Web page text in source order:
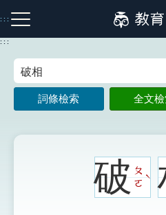
到
主
:::
注音索引圖示 筆畫索引
:::
詞條檢索 全文
破ㄆ
ㄛ
ˋ